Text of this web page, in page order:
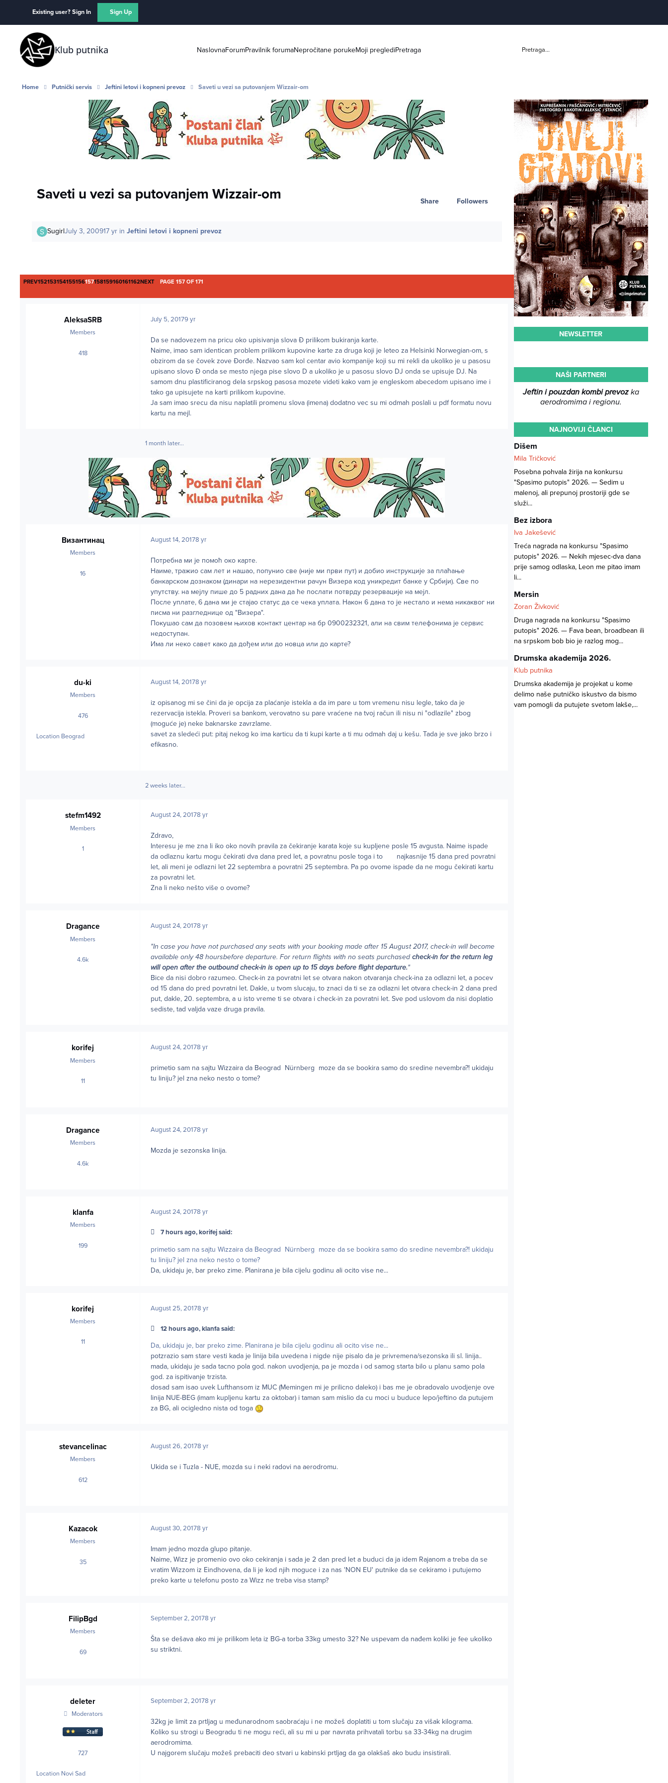
Existing user? Sign In Sign Up
Klub putnika NaslovnaForumPravilnik forumaNepročitane porukeMoji preglediPretraga Pretraga...
Home Putnički servis Jeftini letovi i kopneni prevoz Saveti u vezi sa putovanjem Wizzair-om
Saveti u vezi sa putovanjem Wizzair-om Share Followers
SugirlJuly 3, 200917 yrin Jeftini letovi i kopneni prevoz
FIRST PAGE
PREV152153154155156157158159160161162NEXTLAST PAGE
PAGE 157 OF 171
AleksaSRB
Members
418posts
July 5, 20179 yr
Da se nadovezem na pricu oko upisivanja slova Đ prilikom bukiranja karte.
Naime, imao sam identican problem prilikom kupovine karte za druga koji je leteo za Helsinki Norwegian-om, s
obzirom da se čovek zove Đorđe. Nazvao sam kol centar avio kompanije koji su mi rekli da ukoliko je u pasosu
upisano slovo Đ onda se mesto njega pise slovo D a ukoliko je u pasosu slovo DJ onda se upisuje DJ. Na
samom dnu plastificiranog dela srpskog pasosa mozete videti kako vam je engleskom abecedom upisano ime i
tako ga upisujete na karti prilikom kupovine.
Ja sam imao srecu da nisu naplatili promenu slova (imena) dodatno vec su mi odmah poslali u pdf formatu novu
kartu na mejl.
1 month later...
Византинац
Members
16posts
August 14, 20178 yr
Потребна ми је помоћ око карте.
Наиме, тражио сам лет и нашао, попунио све (није ми први пут) и добио инструкције за плаћање
банкарском дознаком (динари на нерезидентни рачун Визера код уникредит банке у Србији). Све по
упутству. на мејлу пише до 5 радних дана да ће послати потврду резервације на мејл.
После уплате, 6 дана ми је стајао статус да се чека уплата. Након 6 дана то је нестало и нема никаквог ни
писма ни разгледнице од "Визера".
Покушао сам да позовем њихов контакт центар на бр 0900232321, али на свим телефонима је сервис
недоступан.
Има ли неко савет како да дођем или до новца или до карте?
du-ki
Members
476posts
Location Beograd
August 14, 20178 yr
iz opisanog mi se čini da je opcija za plaćanje istekla a da im pare u tom vremenu nisu legle, tako da je
rezervacija istekla. Proveri sa bankom, verovatno su pare vraćene na tvoj račun ili nisu ni "odlazile" zbog
(moguće je) neke baknarske zavrzlame.
savet za sledeći put: pitaj nekog ko ima karticu da ti kupi karte a ti mu odmah daj u kešu. Tada je sve jako brzo i
efikasno.
2 weeks later...
stefm1492
Members
1posts
August 24, 20178 yr
Zdravo,
Interesu je me zna li iko oko novih pravila za čekiranje karata koje su kupljene posle 15 avgusta. Naime ispade
da odlaznu kartu mogu čekirati dva dana pred let, a povratnu posle toga i to najkasnije 15 dana pred povratni
let, ali meni je odlazni let 22 septembra a povratni 25 septembra. Pa po ovome ispade da ne mogu čekirati kartu
za povratni let.
Zna li neko nešto više o ovome?
Dragance
Members
4.6kposts
August 24, 20178 yr
"In case you have not purchased any seats with your booking made after 15 August 2017, check-in will become
available only 48 hoursbefore departure. For return flights with no seats purchasedcheck-in for the return leg
will open after the outbound check-in is open up to 15 days before flight departure."
Bice da nisi dobro razumeo. Check-in za povratni let se otvara nakon otvaranja check-ina za odlazni let, a pocev
od 15 dana do pred povratni let. Dakle, u tvom slucaju, to znaci da ti se za odlazni let otvara check-in 2 dana pred
put, dakle, 20. septembra, a u isto vreme ti se otvara i check-in za povratni let. Sve pod uslovom da nisi doplatio
sediste, tad valjda vaze druga pravila.
korifej
Members
11posts
August 24, 20178 yr
primetio sam na sajtu Wizzaira da Beograd Nürnberg moze da se bookira samo do sredine nevembra?! ukidaju
tu liniju? jel zna neko nesto o tome?
Dragance
Members
4.6kposts
August 24, 20178 yr
Mozda je sezonska linija.
klanfa
Members
199posts
August 24, 20178 yr
7 hours ago, korifej said:
primetio sam na sajtu Wizzaira da Beograd Nürnberg moze da se bookira samo do sredine nevembra?! ukidaju
tu liniju? jel zna neko nesto o tome?
Da, ukidaju je, bar preko zime. Planirana je bila cijelu godinu ali ocito vise ne...
korifej
Members
11posts
August 25, 20178 yr
12 hours ago, klanfa said:
Da, ukidaju je, bar preko zime. Planirana je bila cijelu godinu ali ocito vise ne...
potzrazio sam stare vesti kada je linija bila uvedena i nigde nije pisalo da je privremena/sezonska ili sl. linija..
mada, ukidaju je sada tacno pola god. nakon uvodjenja, pa je mozda i od samog starta bilo u planu samo pola
god. za ispitivanje trzista.
dosad sam isao uvek Lufthansom iz MUC (Memingen mi je prilicno daleko) i bas me je obradovalo uvodjenje ove
linija NUE-BEG (imam kupljenu kartu za oktobar) i taman sam mislio da cu moci u buduce lepo/jeftino da putujem
za BG, ali ocigledno nista od toga
stevancelinac
Members
612posts
August 26, 20178 yr
Ukida se i Tuzla - NUE, mozda su i neki radovi na aerodromu.
Kazacok
Members
35posts
August 30, 20178 yr
Imam jedno mozda glupo pitanje.
Naime, Wizz je promenio ovo oko cekiranja i sada je 2 dan pred let a buduci da ja idem Rajanom a treba da se
vratim Wizzom iz Eindhovena, da li je kod njih moguce i za nas 'NON EU' putnike da se cekiramo i putujemo
preko karte u telefonu posto za Wizz ne treba visa stamp?
FilipBgd
Members
69posts
September 2, 20178 yr
Šta se dešava ako mi je prilikom leta iz BG-a torba 33kg umesto 32? Ne uspevam da nađem koliki je fee ukoliko
su striktni.
deleter
Moderators
727posts
Location Novi Sad
September 2, 20178 yr
32kg je limit za prtljag u međunarodnom saobraćaju i ne možeš doplatiti u tom slučaju za višak kilograma.
Koliko su strogi u Beogradu ti ne mogu reći, ali su mi u par navrata prihvatali torbu sa 33-34kg na drugim
aerodromima.
U najgorem slučaju možeš prebaciti deo stvari u kabinski prtljag da ga olakšaš ako budu insistirali.
NEWSLETTER
NAŠI PARTNERI
Jeftin i pouzdan kombi prevozka
aerodromima i regionu.
NAJNOVIJI ČLANCI
Dišem
Mila Tričković
Posebna pohvala žirija na konkursu
"Spasimo putopis" 2026. — Sedim u
malenoj, ali prepunoj prostoriji gde se
služi...
Bez izbora
Iva Jakešević
Treća nagrada na konkursu "Spasimo
putopis" 2026. — Nekih mjesec-dva dana
prije samog odlaska, Leon me pitao imam
li...
Mersin
Zoran Živković
Druga nagrada na konkursu "Spasimo
putopis" 2026. — Fava bean, broadbean ili
na srpskom bob bio je razlog mog...
Drumska akademija 2026.
Klub putnika
Drumska akademija je projekat u kome
delimo naše putničko iskustvo da bismo
vam pomogli da putujete svetom lakše,...